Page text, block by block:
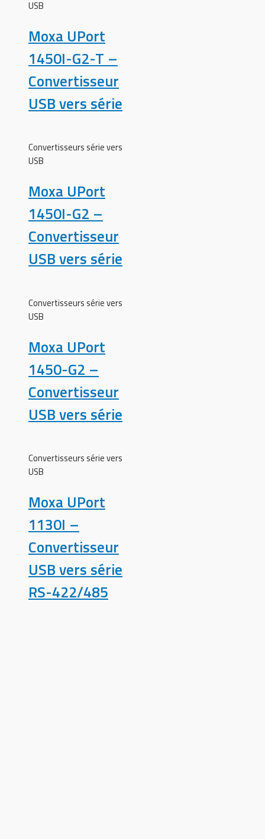
USB
Moxa UPort
1450I-G2-T –
Convertisseur
USB vers série
Convertisseurs série vers
USB
Moxa UPort
1450I-G2 –
Convertisseur
USB vers série
Convertisseurs série vers
USB
Moxa UPort
1450-G2 –
Convertisseur
USB vers série
Convertisseurs série vers
USB
Moxa UPort
1130I –
Convertisseur
USB vers série
RS-422/485